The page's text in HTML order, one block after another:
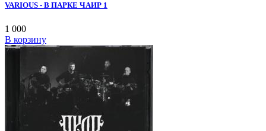
VARIOUS - В ПАРКЕ ЧАИР 1
1 000
В корзину